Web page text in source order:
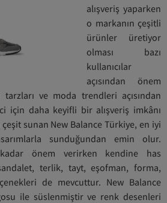
alışveriş yaparken
o markanın çeşitli
ürünler üretiyor
olması bazı
kullanıcılar
açısından önem
ve moda trendleri açısından
için daha keyifli bir alışveriş imkânı
çeşit sunan New Balance Türkiye, en iyi
sunduğundan emin olur.
önem verirken kendine has
terlik, tayt, eşofman, forma,
de mevcuttur. New Balance
ile süslenmiştir ve renk desenleri